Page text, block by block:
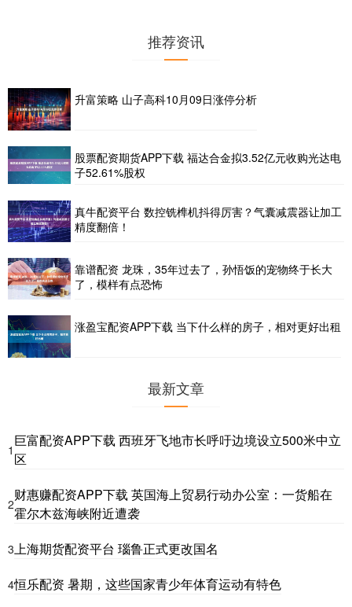
推荐资讯
升富策略 山子高科10月09日涨停分析
股票配资期货APP下载 福达合金拟3.52亿元收购光达电
子52.61%股权
真牛配资平台 数控铣榫机抖得厉害？气囊减震器让加工
精度翻倍！
靠谱配资 龙珠，35年过去了，孙悟饭的宠物终于长大
了，模样有点恐怖
涨盈宝配资APP下载 当下什么样的房子，相对更好出租
最新文章
1
巨富配资APP下载 西班牙飞地市长呼吁边境设立500米中立
区
2
财惠赚配资APP下载 英国海上贸易行动办公室：一货船在
霍尔木兹海峡附近遭袭
3上海期货配资平台 瑙鲁正式更改国名
4恒乐配资 暑期，这些国家青少年体育运动有特色